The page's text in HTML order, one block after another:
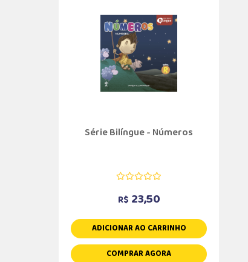
Série Bilíngue - Números
R$ 23,50
ADICIONAR AO CARRINHO
COMPRAR AGORA